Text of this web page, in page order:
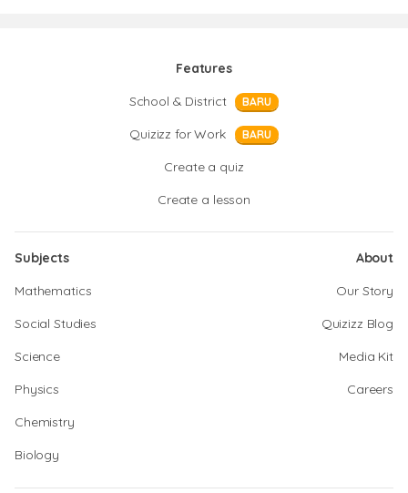
Features
School & District
BARU
Quizizz for Work BARU
Create a quiz
Create a lesson
Subjects
Mathematics
Social Studies
Science
Physics
Chemistry
Biology
About
Our Story
Quizizz Blog
Media Kit
Careers